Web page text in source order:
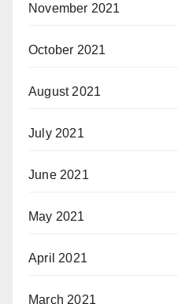
November 2021
October 2021
August 2021
July 2021
June 2021
May 2021
April 2021
March 2021